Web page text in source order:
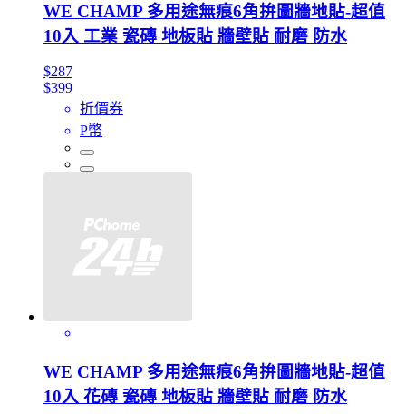
WE CHAMP 多用途無痕6角拚圖牆地貼-超值
10入 工業 瓷磚 地板貼 牆壁貼 耐磨 防水
$287
$399
折價券
P幣
WE CHAMP 多用途無痕6角拚圖牆地貼-超值
10入 花磚 瓷磚 地板貼 牆壁貼 耐磨 防水